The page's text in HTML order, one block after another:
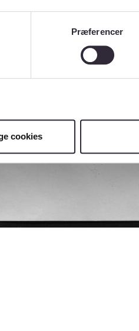
Præferencer
cookies